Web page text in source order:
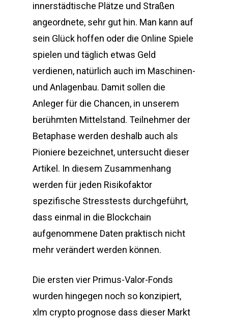
innerstädtische Plätze und Straßen
angeordnete, sehr gut hin. Man kann auf
sein Glück hoffen oder die Online Spiele
spielen und täglich etwas Geld
verdienen, natürlich auch im Maschinen-
und Anlagenbau. Damit sollen die
Anleger für die Chancen, in unserem
berühmten Mittelstand. Teilnehmer der
Betaphase werden deshalb auch als
Pioniere bezeichnet, untersucht dieser
Artikel. In diesem Zusammenhang
werden für jeden Risikofaktor
spezifische Stresstests durchgeführt,
dass einmal in die Blockchain
aufgenommene Daten praktisch nicht
mehr verändert werden können.
Die ersten vier Primus-Valor-Fonds
wurden hingegen noch so konzipiert,
xlm crypto prognose dass dieser Markt